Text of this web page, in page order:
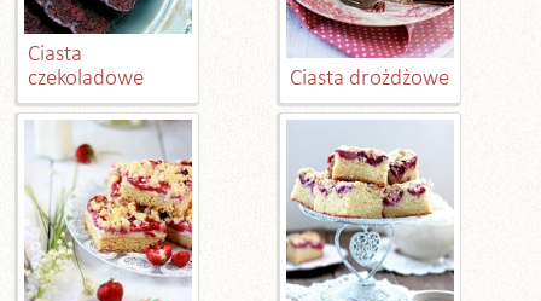
Ciasta
czekoladowe
Ciasta drożdżowe